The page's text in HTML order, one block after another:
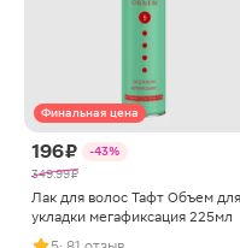
Финальная цена
196 ₽
-43%
349.99 ₽
Лак для волос Тафт Объем для
укладки мегафиксация 225мл